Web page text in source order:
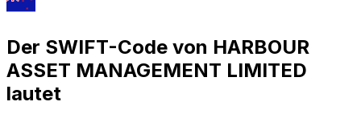
Der SWIFT-Code von HARBOUR
ASSET MANAGEMENT LIMITED
lautet